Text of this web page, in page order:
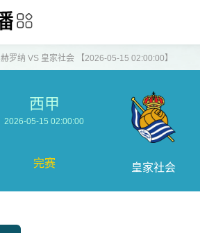
赫罗纳 VS 皇家社会 【2026-05-15 02:00:00】
西甲
2026-05-15 02:00:00
完赛 皇家社会